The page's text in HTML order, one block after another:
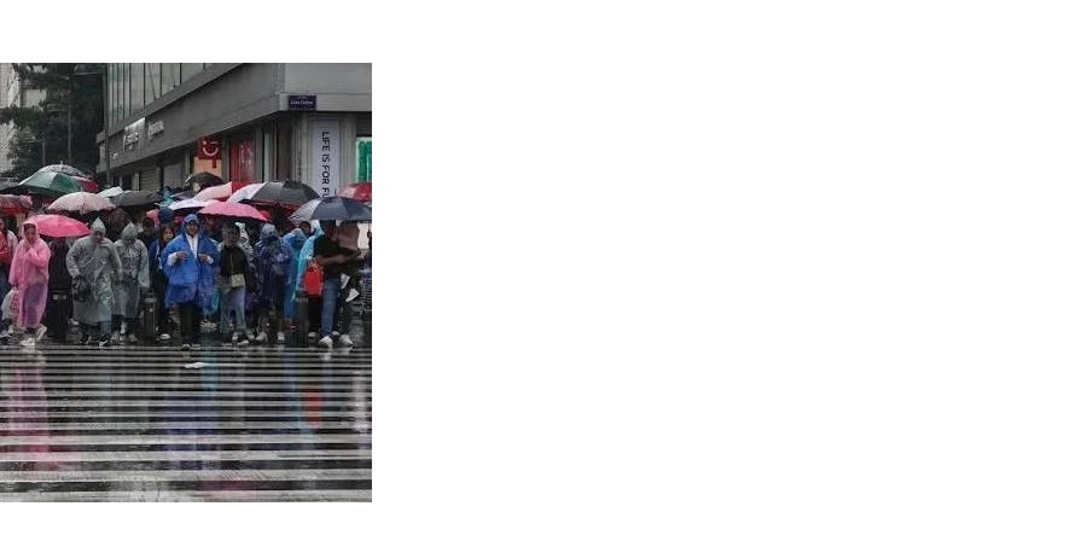
autorizada en diversas cuentas bancarias vinculadas
las redes de contrabando de combustible más
para la hacienda pública en más de 4 millones de
juez de la causa para definir su situación